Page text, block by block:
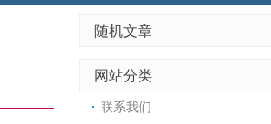
随机文章
网站分类
联系我们